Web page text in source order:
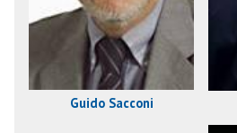
Guido Sacconi